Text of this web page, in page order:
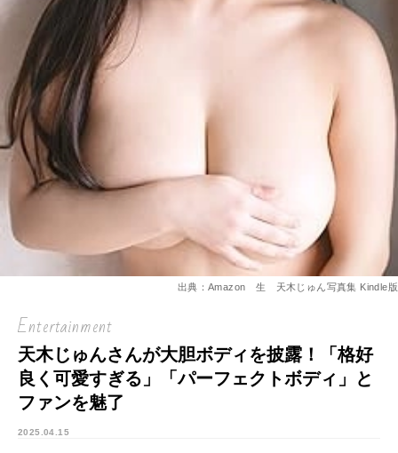
出典：Amazon 生 天木じゅん写真集 Kindle版
Entertainment
天木じゅんさんが大胆ボディを披露！「格好
良く可愛すぎる」「パーフェクトボディ」と
ファンを魅了
2025.04.15